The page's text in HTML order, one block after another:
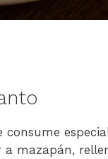
consume
mazapán,